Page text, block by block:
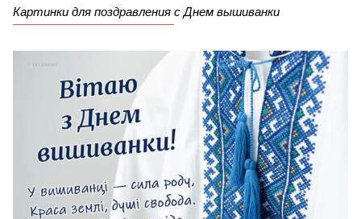
Картинки для поздравления с Днем вышиванки